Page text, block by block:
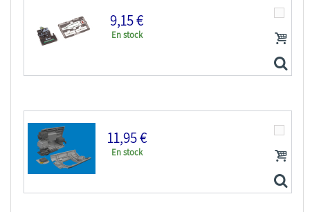
Eduard kit d'amelioration avion brassin Print...
9,15 €
En stock
Eduard kit d'amelioration avion Löök 644295 P-40E...
11,95 €
En stock